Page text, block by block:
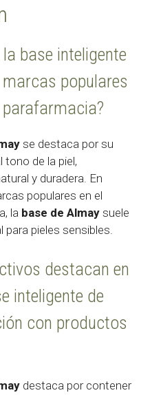
base inteligente
populares
se destaca por su
de la piel,
y duradera. En
populares en el
la base de Almay suele
para pieles sensibles.
destacan en
inteligente de
con productos
destaca por contener